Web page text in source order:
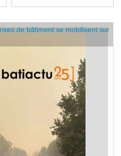
de bâtiment se mobilisent sur